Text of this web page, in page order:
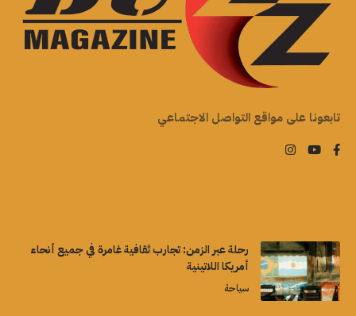
تابعونا على مواقع التواصل الاجتماعي
رحلة عبر الزمن: تجارب ثقافية غامرة في جميع أنحاء
أمريكا اللاتينية
سياحة